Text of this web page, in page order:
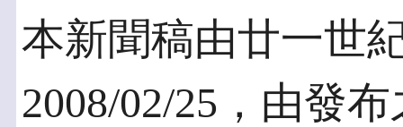
本新聞稿由廿一世
2008/02/25，由發